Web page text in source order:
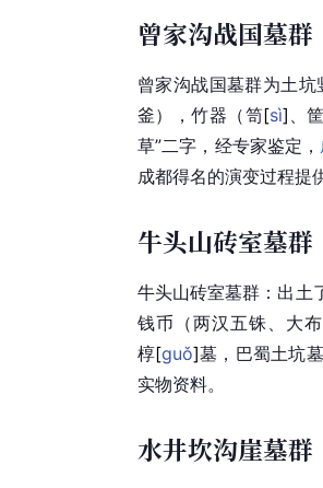
曾家沟战国墓群
曾家沟战国墓群为土
釜），竹器（笥[sì] 、
草”二字，经专家鉴定，
成都得名的演变过程提
牛头山砖室墓群
牛头山砖室墓群：出土
钱币（两汉五铢、大
椁[guǒ]墓， 巴蜀土坑
实物资料。
水井坎沟崖墓群